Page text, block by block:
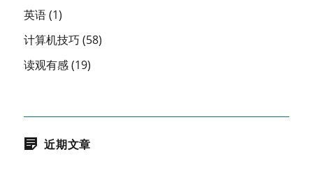
英语(1)
计算机技巧 (58)
读观有感(19)
近期文章